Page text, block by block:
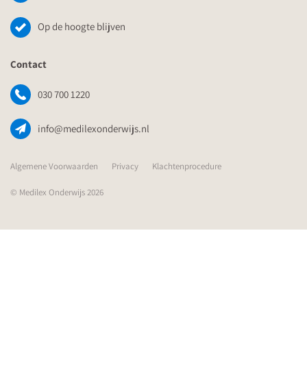
Op de hoogte blijven
Contact
030 700 1220
info@medilexonderwijs.nl
Algemene Voorwaarden Privacy Klachtenprocedure
© Medilex Onderwijs 2026